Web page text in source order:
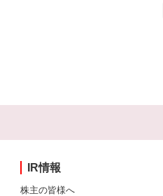
IR情報
株主の皆様へ